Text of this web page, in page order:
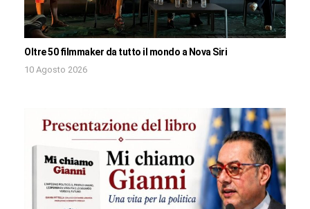
Oltre 50 filmmaker da tutto il mondo a Nova Siri
10 Agosto 2026